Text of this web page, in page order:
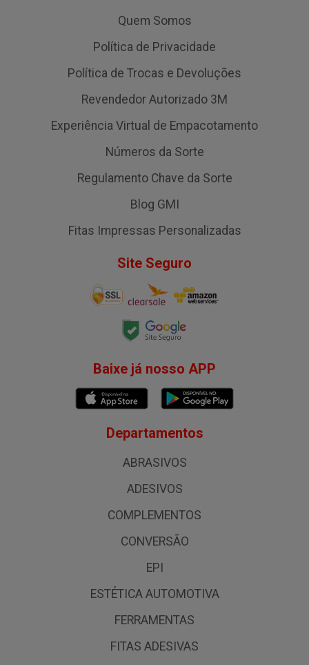
Quem Somos
Política de Privacidade
Política de Trocas e Devoluções
Revendedor Autorizado 3M
Experiência Virtual de Empacotamento
Números da Sorte
Regulamento Chave da Sorte
Blog GMI
Fitas Impressas Personalizadas
Site Seguro
Baixe já nosso APP
Departamentos
ABRASIVOS
ADESIVOS
COMPLEMENTOS
CONVERSÃO
EPI
ESTÉTICA AUTOMOTIVA
FERRAMENTAS
FITAS ADESIVAS